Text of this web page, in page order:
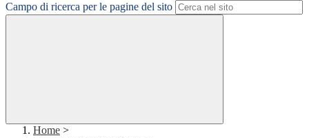
Campo di ricerca per le pagine del sito
Home >